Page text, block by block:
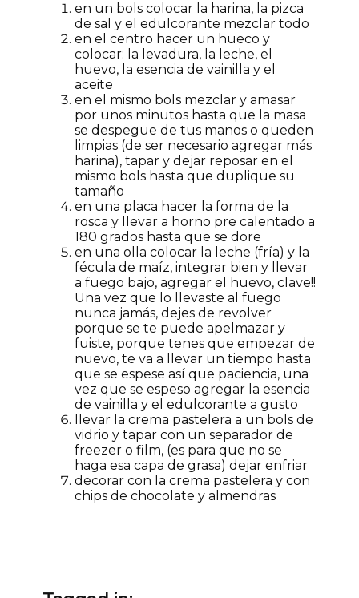
en un bols colocar la harina, la pizca
de sal y el edulcorante mezclar todo
en el centro hacer un hueco y
colocar: la levadura, la leche, el
huevo, la esencia de vainilla y el
aceite
en el mismo bols mezclar y amasar
por unos minutos hasta que la masa
se despegue de tus manos o queden
limpias (de ser necesario agregar más
harina), tapar y dejar reposar en el
mismo bols hasta que duplique su
tamaño
en una placa hacer la forma de la
rosca y llevar a horno pre calentado a
180 grados hasta que se dore
en una olla colocar la leche (fría) y la
fécula de maíz, integrar bien y llevar
a fuego bajo, agregar el huevo, clave!!
Una vez que lo llevaste al fuego
nunca jamás, dejes de revolver
porque se te puede apelmazar y
fuiste, porque tenes que empezar de
nuevo, te va a llevar un tiempo hasta
que se espese así que paciencia, una
vez que se espeso agregar la esencia
de vainilla y el edulcorante a gusto
llevar la crema pastelera a un bols de
vidrio y tapar con un separador de
freezer o film, (es para que no se
haga esa capa de grasa) dejar enfriar
decorar con la crema pastelera y con
chips de chocolate y almendras